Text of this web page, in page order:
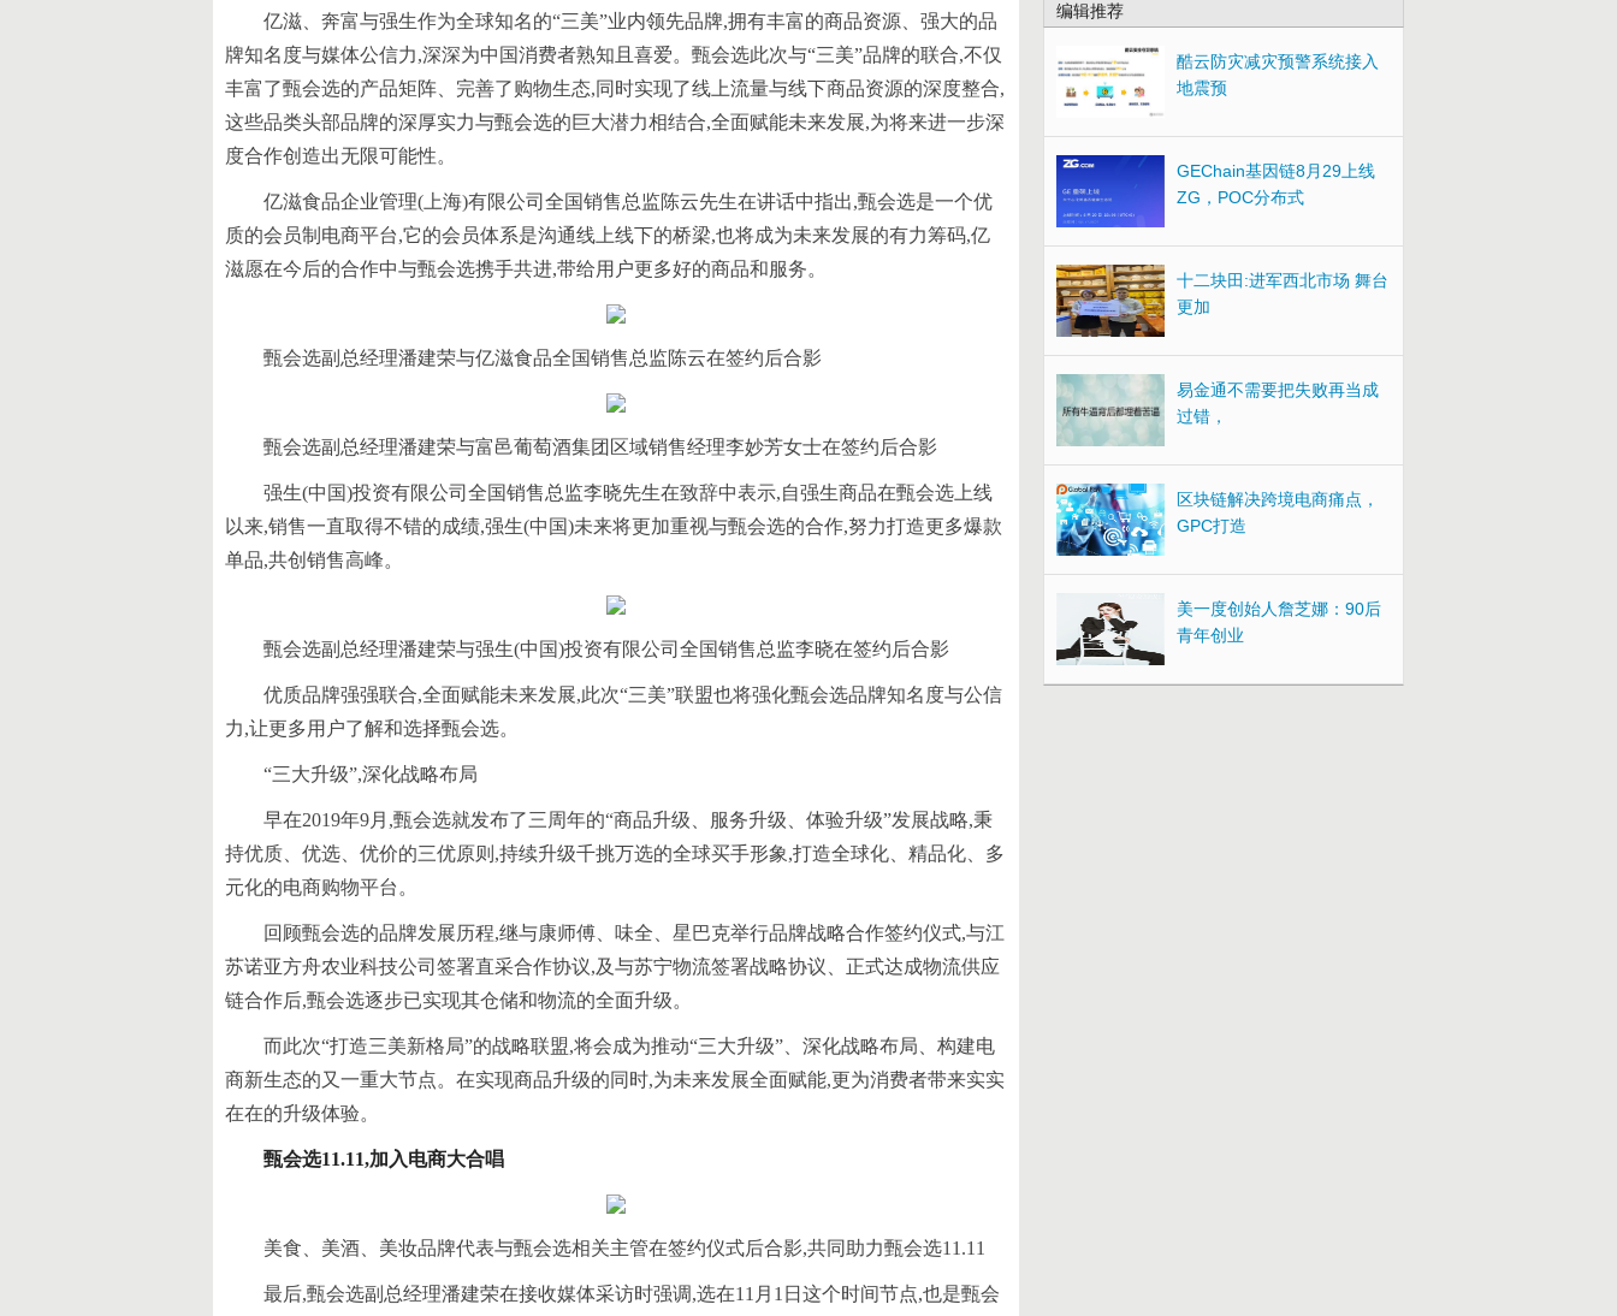
亿滋、奔富与强生作为全球知名的“三美”业内领先品牌,拥有丰富的商品资源、强大的品
牌知名度与媒体公信力,深深为中国消费者熟知且喜爱。甄会选此次与“三美”品牌的联合,不仅
丰富了甄会选的产品矩阵、完善了购物生态,同时实现了线上流量与线下商品资源的深度整合,
这些品类头部品牌的深厚实力与甄会选的巨大潜力相结合,全面赋能未来发展,为将来进一步深
度合作创造出无限可能性。
亿滋食品企业管理(上海)有限公司全国销售总监陈云先生在讲话中指出,甄会选是一个优
质的会员制电商平台,它的会员体系是沟通线上线下的桥梁,也将成为未来发展的有力筹码,亿
滋愿在今后的合作中与甄会选携手共进,带给用户更多好的商品和服务。
甄会选副总经理潘建荣与亿滋食品全国销售总监陈云在签约后合影
甄会选副总经理潘建荣与富邑葡萄酒集团区域销售经理李妙芳女士在签约后合影
强生(中国)投资有限公司全国销售总监李晓先生在致辞中表示,自强生商品在甄会选上线
以来,销售一直取得不错的成绩,强生(中国)未来将更加重视与甄会选的合作,努力打造更多爆款
单品,共创销售高峰。
甄会选副总经理潘建荣与强生(中国)投资有限公司全国销售总监李晓在签约后合影
优质品牌强强联合,全面赋能未来发展,此次“三美”联盟也将强化甄会选品牌知名度与公信
力,让更多用户了解和选择甄会选。
“三大升级”,深化战略布局
早在2019年9月,甄会选就发布了三周年的“商品升级、服务升级、体验升级”发展战略,秉
持优质、优选、优价的三优原则,持续升级千挑万选的全球买手形象,打造全球化、精品化、多
元化的电商购物平台。
回顾甄会选的品牌发展历程,继与康师傅、味全、星巴克举行品牌战略合作签约仪式,与江
苏诺亚方舟农业科技公司签署直采合作协议,及与苏宁物流签署战略协议、正式达成物流供应
链合作后,甄会选逐步已实现其仓储和物流的全面升级。
而此次“打造三美新格局”的战略联盟,将会成为推动“三大升级”、深化战略布局、构建电
商新生态的又一重大节点。在实现商品升级的同时,为未来发展全面赋能,更为消费者带来实实
在在的升级体验。
甄会选11.11,加入电商大合唱
美食、美酒、美妆品牌代表与甄会选相关主管在签约仪式后合影,共同助力甄会选11.11
最后,甄会选副总经理潘建荣在接收媒体采访时强调,选在11月1日这个时间节点,也是甄会
编辑推荐
酷云防灾减灾预警系统接入
地震预
GEChain基因链8月29上线
ZG，POC分布式
十二块田:进军西北市场 舞台
更加
易金通不需要把失败再当成
过错，
区块链解决跨境电商痛点，
GPC打造
美一度创始人詹芝娜：90后
青年创业